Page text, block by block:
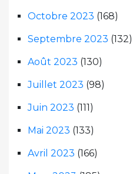
Octobre 2023 (168)
Septembre 2023 (132)
Août 2023 (130)
Juillet 2023 (98)
Juin 2023 (111)
Mai 2023 (133)
Avril 2023 (166)